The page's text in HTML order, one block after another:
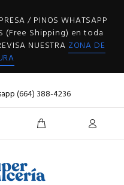
/ PINOS WHATSAPP
(Free Shipping) en toda
NUESTRA ZONA DE
(664) 388-4236